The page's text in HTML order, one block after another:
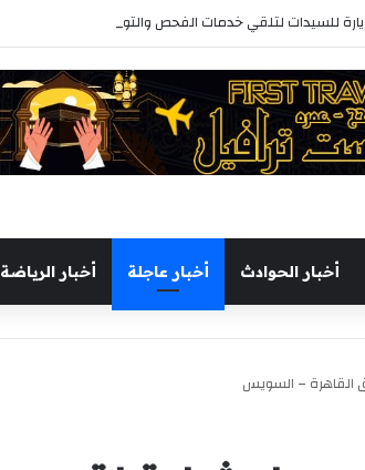
أخبار الحوادث أخبار عاجلة أخبار الرياضة
القاهرة – السويس